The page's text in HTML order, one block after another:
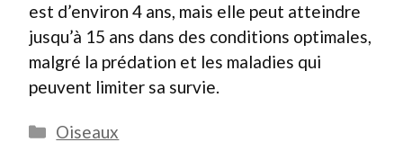
est d’environ 4 ans, mais elle peut atteindre
jusqu’à 15 ans dans des conditions optimales,
malgré la prédation et les maladies qui
peuvent limiter sa survie.
Catégories
Oiseaux